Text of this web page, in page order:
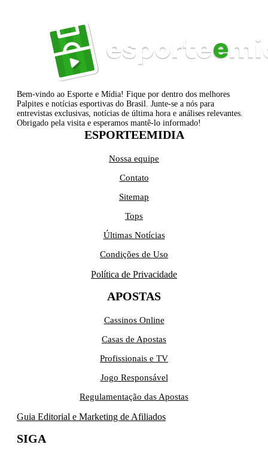
Bem-vindo ao Esporte e Mídia! Fique por dentro dos melhores
Palpites e notícias esportivas do Brasil. Junte-se a nós para
entrevistas exclusivas, notícias de última hora e análises relevantes.
Obrigado pela visita e esperamos mantê-lo informado!
ESPORTEEMIDIA
Nossa equipe
Contato
Sitemap
Tops
Últimas Notícias
Condições de Uso
Política de Privacidade
APOSTAS
Cassinos Online
Casas de Apostas
Profissionais e TV
Jogo Responsável
Regulamentação das Apostas
Guia Editorial e Marketing de Afiliados
SIGA